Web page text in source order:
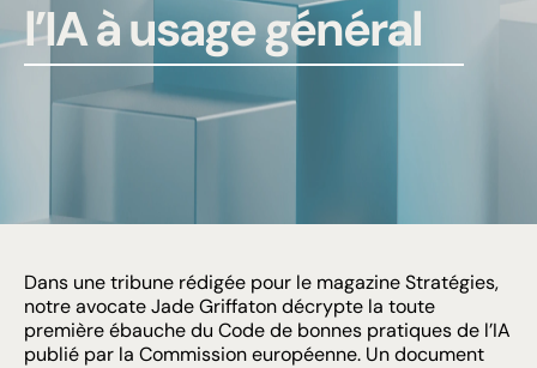
l’IA à usage général
Dans une tribune rédigée pour le magazine Stratégies,
notre avocate Jade Griffaton décrypte la toute
première ébauche du Code de bonnes pratiques de l’IA
publié par la Commission européenne. Un document